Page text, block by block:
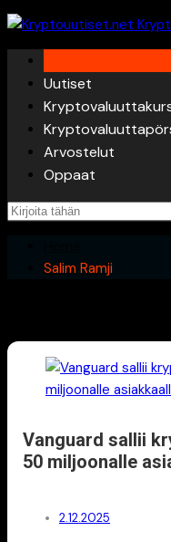
Skip
to
content
Uutiset
Arvostelut
Oppaat
Salim Ramji
Vanguard sallii
50 miljoonalle
2.12.2025